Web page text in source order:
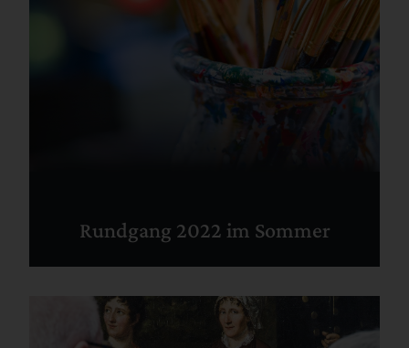
Rundgang 2022 im Sommer